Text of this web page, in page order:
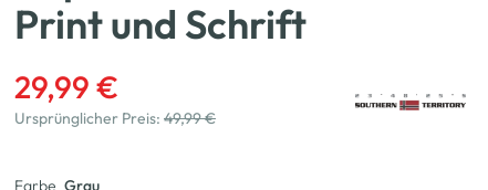
Print und Schrift
29,99 €
Ursprünglicher Preis: 49,99 €
Farbe Grau